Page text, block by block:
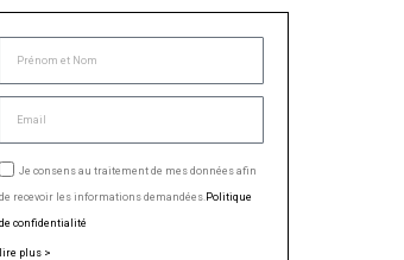
Je consens au traitement de mes données afin
de recevoir les informations demandées. Politique
de confidentialité
lire plus >